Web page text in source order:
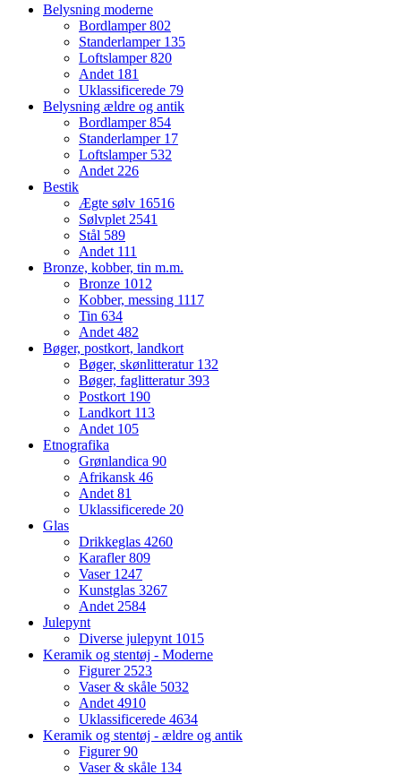
Belysning moderne
Bordlamper802
Standerlamper 135
Loftslamper820
Andet 181
Uklassificerede 79
Belysning ældre og antik
Bordlamper854
Standerlamper 17
Loftslamper 532
Andet 226
Bestik
Ægte sølv 16516
Sølvplet 2541
Stål 589
Andet 111
Bronze, kobber, tin m.m.
Bronze 1012
Kobber, messing 1117
Tin 634
Andet 482
Bøger, postkort, landkort
Bøger, skønlitteratur 132
Bøger, faglitteratur393
Postkort 190
Landkort 113
Andet 105
Etnografika
Grønlandica 90
Afrikansk 46
Andet 81
Uklassificerede 20
Glas
Drikkeglas 4260
Karafler809
Vaser 1247
Kunstglas 3267
Andet 2584
Julepynt
Diverse julepynt 1015
Keramik og stentøj - Moderne
Figurer 2523
Vaser & skåle 5032
Andet 4910
Uklassificerede 4634
Keramik og stentøj - ældre og antik
Figurer90
Vaser & skåle 134